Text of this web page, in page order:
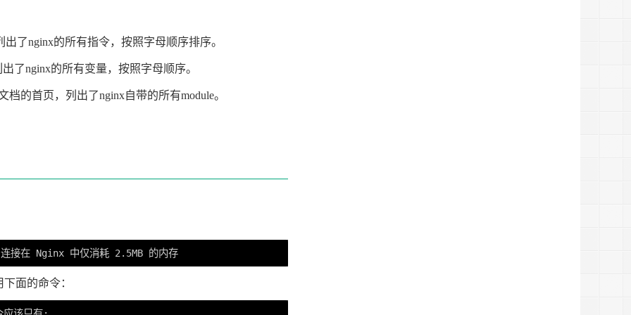
出了nginx的所有指令，按照字母顺序排序。
了nginx的所有变量，按照字母顺序。
档的首页，列出了nginx自带的所有module。
面的命令：